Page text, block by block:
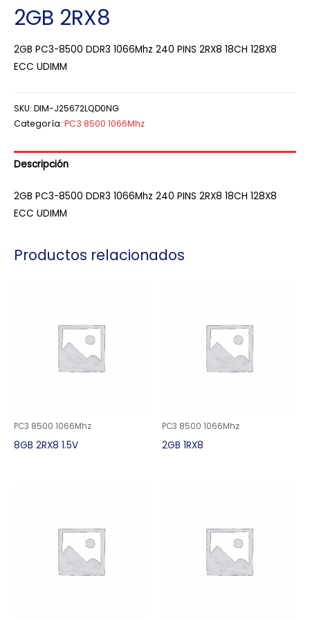
2GB 2RX8
2GB PC3-8500 DDR3 1066Mhz 240 PINS 2RX8 18CH 128X8
ECC UDIMM
SKU: DIM-J25672LQD0NG
Categoría: PC3 8500 1066Mhz
Descripción
2GB PC3-8500 DDR3 1066Mhz 240 PINS 2RX8 18CH 128X8
ECC UDIMM
Productos relacionados
PC3 8500 1066Mhz
8GB 2RX8 1.5V
PC3 8500 1066Mhz
2GB 1RX8